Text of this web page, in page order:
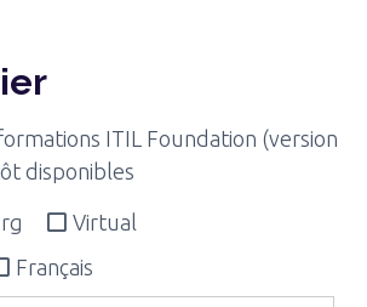
ITIL Foundation (version
disponibles
Virtual
Français